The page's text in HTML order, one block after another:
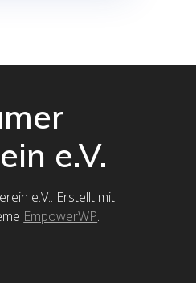
e.V.
e.V.. Erstellt mit
EmpowerWP.